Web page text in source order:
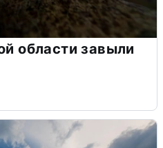
области завыли